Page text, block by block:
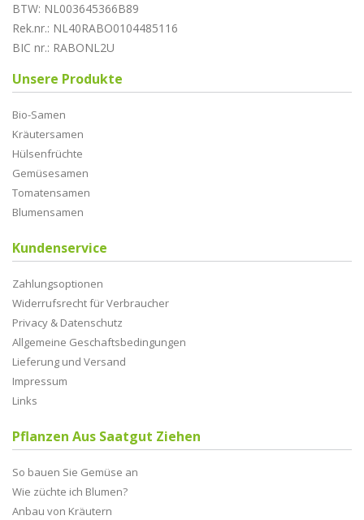
BTW: NL003645366B89
Rek.nr.: NL40RABO0104485116
BIC nr.: RABONL2U
Unsere Produkte
Bio-Samen
Kräutersamen
Hülsenfrüchte
Gemüsesamen
Tomatensamen
Blumensamen
Kundenservice
Zahlungsoptionen
Widerrufsrecht für Verbraucher
Privacy & Datenschutz
Allgemeine Geschaftsbedingungen
Lieferung und Versand
Impressum
Links
Pflanzen Aus Saatgut Ziehen
So bauen Sie Gemüse an
Wie züchte ich Blumen?
Anbau von Kräutern